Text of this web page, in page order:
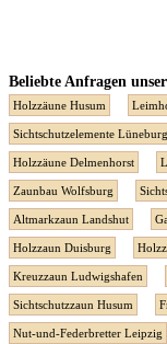
Beliebte Anfragen
Holzzäune Husum
Sichtschutzelemente Lüneburg
Holzzäune Delmenhorst
Zaunbau Wolfsburg
Altmarkzaun Landshut
Holzzaun Duisburg
Kreuzzaun Ludwigshafen
Sichtschutzzaun Husum
Nut-und-Federbretter Leipzig